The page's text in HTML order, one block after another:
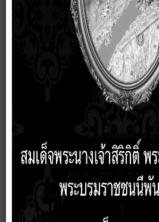
รายงานติดตามและประเมินผลแผนพัฒนา
ท้องถิ่น (พ.ศ.2566 - 2570) ประจำ
ปีงบประมาณ พ.ศ. 2568
รายงานติดตามและประเมินผลแผนพัฒนา
เกี่ยวกับหน่วยงาน